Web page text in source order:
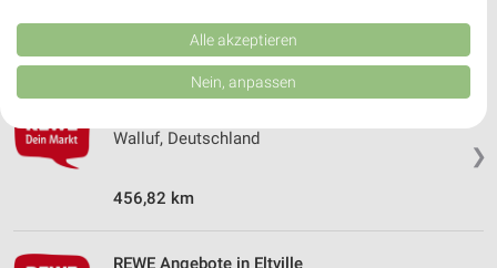
5 Geschäfte und Orte
❯
Walluf, Deutschland
456,82 km
REWE Angebote in Eltville
Kombinationen von Daten aus verschiedenen Quellen. Entwicklung und
Verbesserung der Angebote. Verwendung reduzierter Daten zur Auswahl
von Inhalten.
Daten können außerhalb der Europäischen Union weitergegeben und in die
Website/App.
Partnerliste anzeigen (1 IAB-Anbieter)
Wir nutzen Ihre Daten für folgende Zwecke:
Speichern von oder Zugriff auf Informationen
Alle akzeptieren
Nein, anpassen